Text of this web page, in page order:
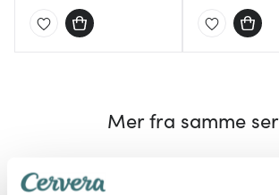
Mer fra samme